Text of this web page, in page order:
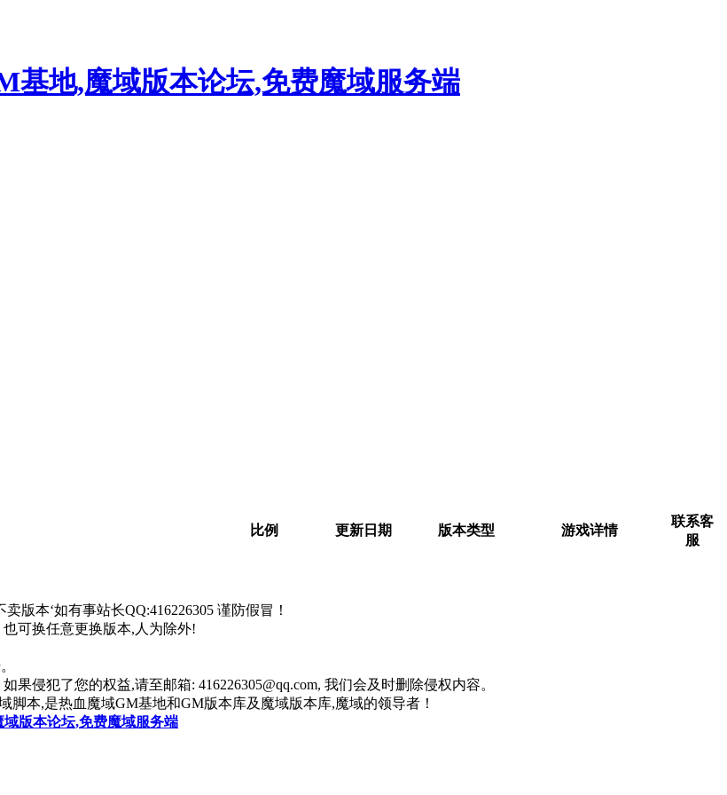
基地,魔域版本论坛,免费魔域服务端
比例 更新日期 版本类型 游戏详情
联系客
服
版本‘如有事站长QQ:416226305 谨防假冒！
可换任意更换版本,人为除外!
侵犯了您的权益,请至邮箱: 416226305@qq.com, 我们会及时删除侵权内容。
本,是热血魔域GM基地和GM版本库及魔域版本库,魔域的领导者！
版本论坛,免费魔域服务端